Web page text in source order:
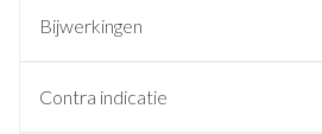
Bijwerkingen
Contra indicatie